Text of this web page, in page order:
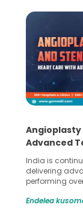
Angioplasty
Advanced
India is
delivering
performing
globe are
Endelea